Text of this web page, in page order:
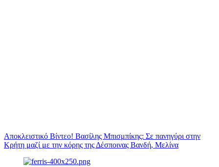
Αποκλειστικό Βίντεο! Βασίλης Μπισμπίκης: Σε πανηγύρι στην
Κρήτη μαζί με την κόρης της Δέσποινας Βανδή, Μελίνα